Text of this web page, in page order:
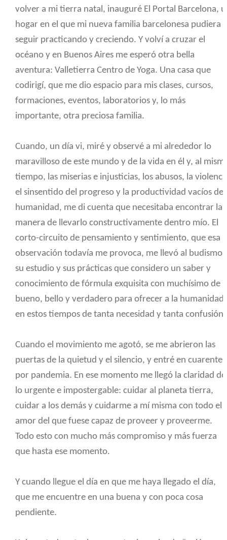
volver a mi tierra natal, inauguré El Portal Barcelona,
hogar en el que mi nueva familia barcelonesa pudiera
seguir practicando y creciendo. Y volví a cruzar el
océano y en Buenos Aires me esperó otra bella
aventura: Valletierra Centro de Yoga. Una casa que
codirigí, que me dio espacio para mis clases, cursos,
formaciones, eventos, laboratorios y, lo más
importante, otra preciosa familia.
Cuando, un día vi, miré y observé a mi alrededor lo
maravilloso de este mundo y de la vida en él y, al
tiempo, las miserias e injusticias, los abusos, la
el sinsentido del progreso y la productividad vacíos de
humanidad, me di cuenta que necesitaba encontrar la
manera de llevarlo constructivamente dentro mío. El
corto-circuito de pensamiento y sentimiento, que esa
observación todavía me provoca, me llevó al budismo,
su estudio y sus prácticas que considero un saber y
conocimiento de fórmula exquisita con muchísimo de
bueno, bello y verdadero para ofrecer a la humanidad
en estos tiempos de tanta necesidad y tanta confusión.
Cuando el movimiento me agotó, se me abrieron las
puertas de la quietud y el silencio, y entré en
por pandemia. En ese momento me llegó la claridad de
lo urgente e impostergable: cuidar al planeta tierra,
cuidar a los demás y cuidarme a mí misma con todo el
amor del que fuese capaz de proveer y proveerme.
Todo esto con mucho más compromiso y más fuerza
que hasta ese momento.
Y cuando llegue el día en que me haya llegado el día,
que me encuentre en una buena y con poca cosa
pendiente.